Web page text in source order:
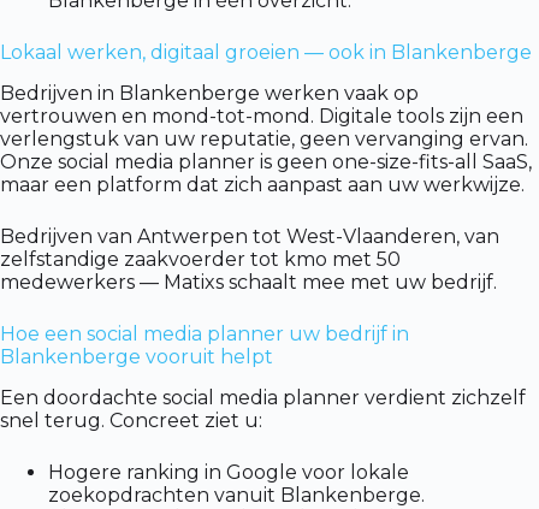
Lokaal werken, digitaal groeien — ook in Blankenberge
Bedrijven in Blankenberge werken vaak op
vertrouwen en mond-tot-mond. Digitale tools zijn een
verlengstuk van uw reputatie, geen vervanging ervan.
Onze social media planner is geen one-size-fits-all SaaS,
maar een platform dat zich aanpast aan uw werkwijze.
Bedrijven van Antwerpen tot West-Vlaanderen, van
zelfstandige zaakvoerder tot kmo met 50
medewerkers — Matixs schaalt mee met uw bedrijf.
Hoe een social media planner uw bedrijf in
Blankenberge vooruit helpt
Een doordachte social media planner verdient zichzelf
snel terug. Concreet ziet u:
Hogere ranking in Google voor lokale
zoekopdrachten vanuit Blankenberge.